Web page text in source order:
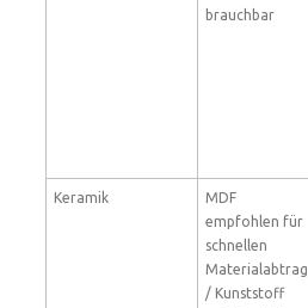
brauchbar
Keramik
MDF
empfohlen für
schnellen
Materialabtrag
/ Kunststoff